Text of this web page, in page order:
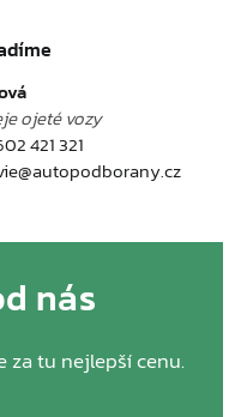
ojeté vozy
421 321
nás
tu nejlepší cenu.